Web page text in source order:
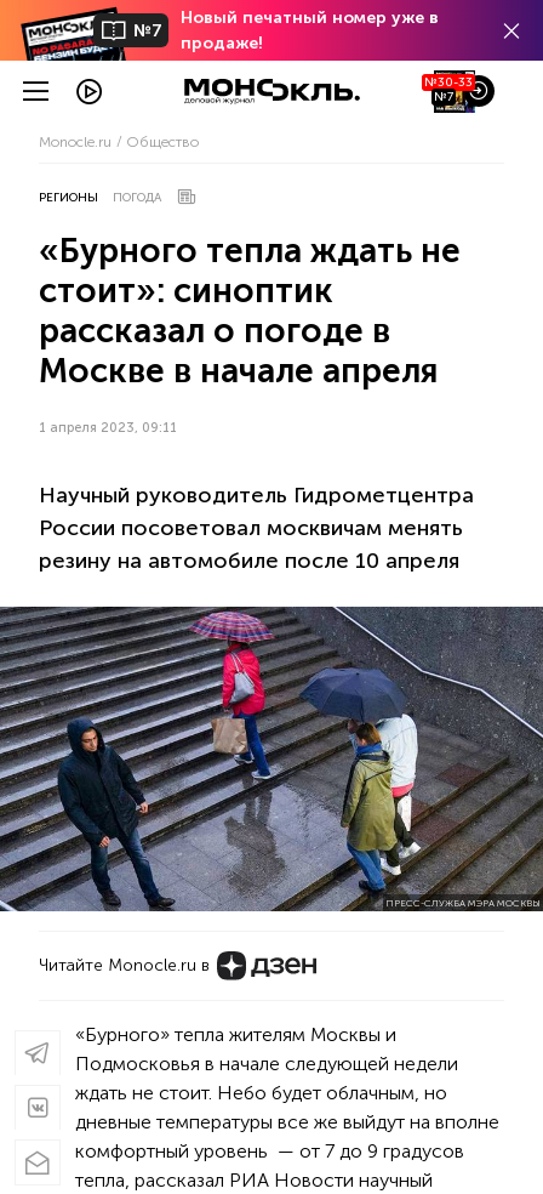
№7
Новый печатный номер уже в
продаже!
№30-33
№7
Monocle.ru Общество
РЕГИОНЫ ПОГОДА
«Бурного тепла ждать не
стоит»: синоптик
рассказал о погоде в
Москве в начале апреля
1 апреля 2023, 09:11
Научный руководитель Гидрометцентра
России посоветовал москвичам менять
резину на автомобиле после 10 апреля
ПРЕСС-СЛУЖБА МЭРА МОСКВЫ
Читайте Monocle.ru в
«Бурного» тепла жителям Москвы и
Подмосковья в начале следующей недели
ждать не стоит. Небо будет облачным, но
дневные температуры все же выйдут на вполне
комфортный уровень — от 7 до 9 градусов
тепла, рассказал РИА Новости научный